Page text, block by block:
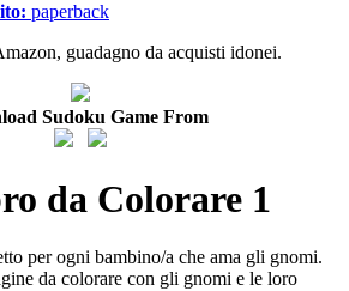
paperback
guadagno da acquisti idonei.
Sudoku Game From
da Colorare 1
per ogni bambino/a che ama gli gnomi.
da colorare con gli gnomi e le loro